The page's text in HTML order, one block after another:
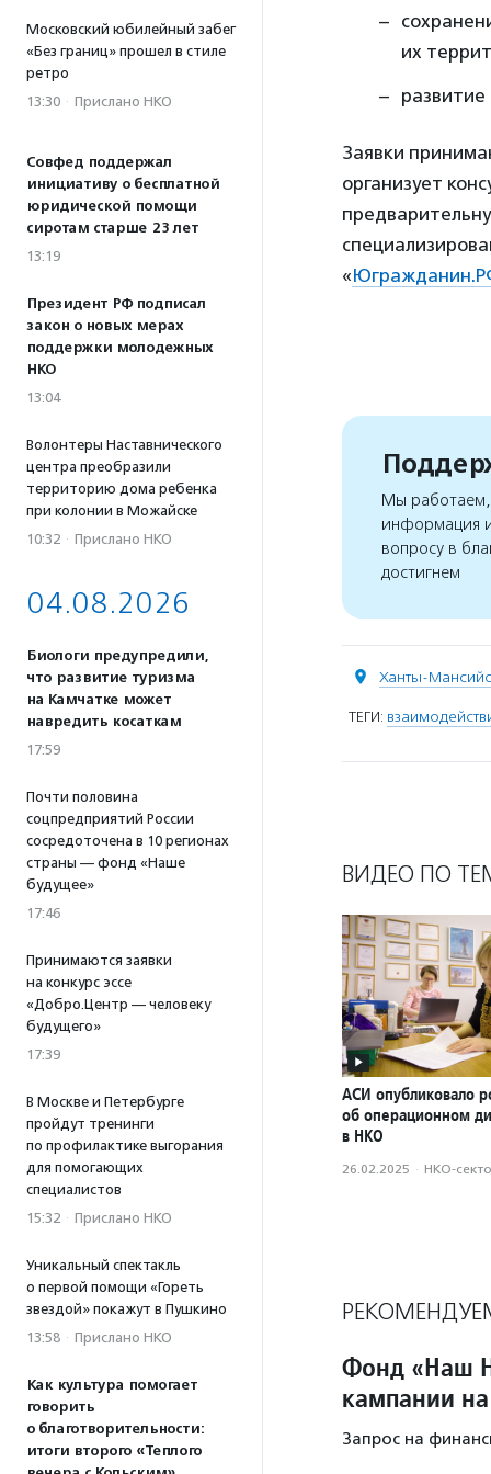
Московский юбилейный забег
«Без границ» прошел в стиле
ретро
13:30 · Прислано НКО
Совфед поддержал
инициативу о бесплатной
юридической помощи
сиротам старше 23 лет
13:19
Президент РФ подписал
закон о новых мерах
поддержки молодежных
НКО
13:04
Волонтеры Наставнического
центра преобразили
территорию дома ребенка
при колонии в Можайске
10:32 · Прислано НКО
04.08.2026
Биологи предупредили,
что развитие туризма
на Камчатке может
навредить косаткам
17:59
Почти половина
соцпредприятий России
сосредоточена в 10 регионах
страны — фонд «Наше
будущее»
17:46
Принимаются заявки
на конкурс эссе
«Добро.Центр — человеку
будущего»
17:39
В Москве и Петербурге
пройдут тренинги
по профилактике выгорания
для помогающих
специалистов
15:32 · Прислано НКО
Уникальный спектакль
о первой помощи «Гореть
звездой» покажут в Пушкино
13:58 · Прислано НКО
Как культура помогает
говорить
о благотворительности:
итоги второго «Теплого
их
Заявки
организует
«
Мы работаем,
информация
вопросу в
достигнем
Ханты-
ТЕГИ:
ВИДЕО ПО
АСИ опубликовало
об операционном
в НКО
26.02.2025 · НКО-
Фонд «Наш
кампании
Запрос на